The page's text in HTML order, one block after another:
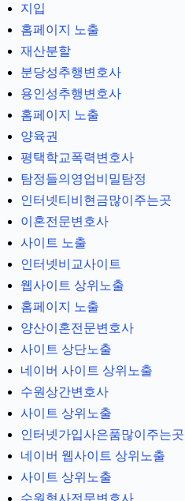
지입
홈페이지 노출
재산분할
분당성추행변호사
용인성추행변호사
홈페이지 노출
양육권
평택학교폭력변호사
탐정들의영업비밀탐정
인터넷티비현금많이주는곳
이혼전문변호사
사이트 노출
인터넷비교사이트
웹사이트 상위노출
홈페이지 노출
양산이혼전문변호사
사이트 상단노출
네이버 사이트 상위노출
수원상간변호사
사이트 상위노출
인터넷가입사은품많이주는곳
네이버 웹사이트 상위노출
사이트 상위노출
수원형사전문변호사